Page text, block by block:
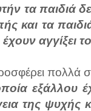
τα παιδιά
και τα
αγγίξει
πολλά
εξάλλου
της ψυχής